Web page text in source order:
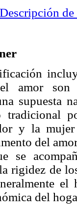
Descripción de
amor son
supuesta
tradicional
y la
del
se
rigidez de
del